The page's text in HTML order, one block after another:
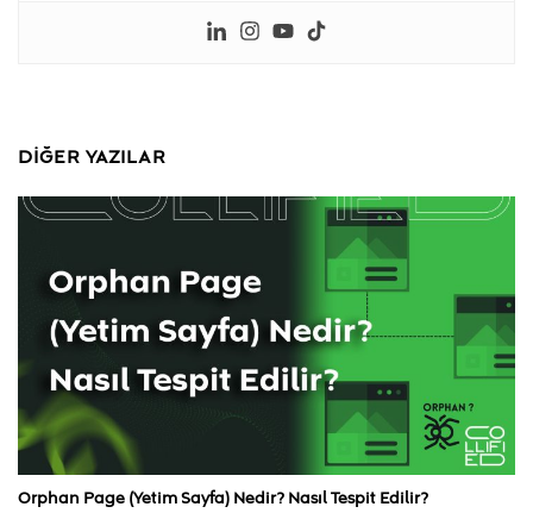
DIĞER YAZILAR
Orphan Page (Yetim Sayfa) Nedir? Nasıl Tespit Edilir?